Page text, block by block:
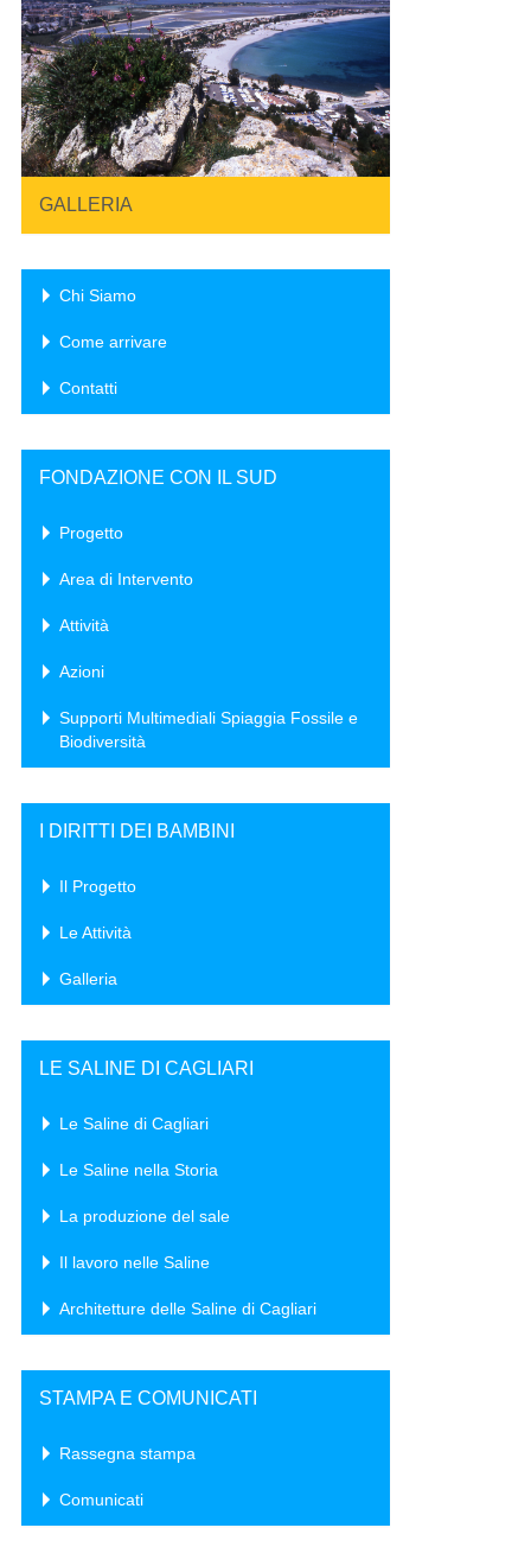
GALLERIA
Chi Siamo
Come arrivare
Contatti
FONDAZIONE CON IL SUD
Progetto
Area di Intervento
Attività
Azioni
Supporti Multimediali Spiaggia Fossile e
Biodiversità
I DIRITTI DEI BAMBINI
Il Progetto
Le Attività
Galleria
LE SALINE DI CAGLIARI
Le Saline di Cagliari
Le Saline nella Storia
La produzione del sale
Il lavoro nelle Saline
Architetture delle Saline di Cagliari
STAMPA E COMUNICATI
Rassegna stampa
Comunicati